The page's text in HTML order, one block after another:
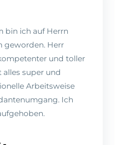
bin ich auf Herrn
geworden. Herr
und toller
alles super und
Arbeitsweise
Ich